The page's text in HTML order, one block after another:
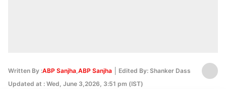
Written By :ABP Sanjha,ABP Sanjha
Edited By: Shanker Dass
Updated at : Wed, June 3,2026, 3:51 pm (IST)